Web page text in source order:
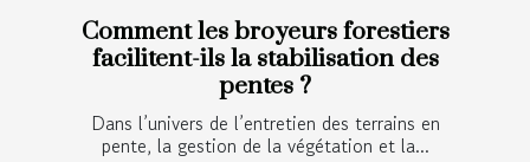
Comment les broyeurs forestiers
facilitent-ils la stabilisation des
pentes ?
Dans l’univers de l’entretien des terrains en
pente, la gestion de la végétation et la...